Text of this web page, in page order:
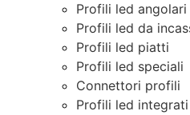
Profili led angolari
Profili led da
Profili led piatti
Profili led speciali
Connettori profili
Profili led